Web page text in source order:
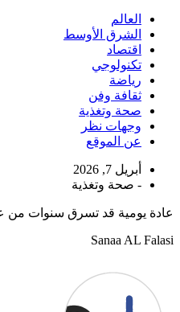
العالم
الشرق الأوسط
اقتصاد
تكنولوجي
رياضة
ثقافة وفن
صحة وتغذية
وجهات نظر
عن الموقع
أبريل 7, 2026
- صحة وتغذية
عادة يومية قد تسرق سنوات من
Sanaa AL Falasi